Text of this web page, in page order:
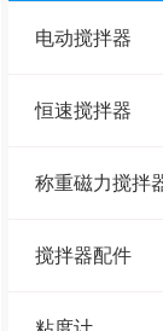
电动搅拌器
恒速搅拌器
称重磁力搅拌
搅拌器配件